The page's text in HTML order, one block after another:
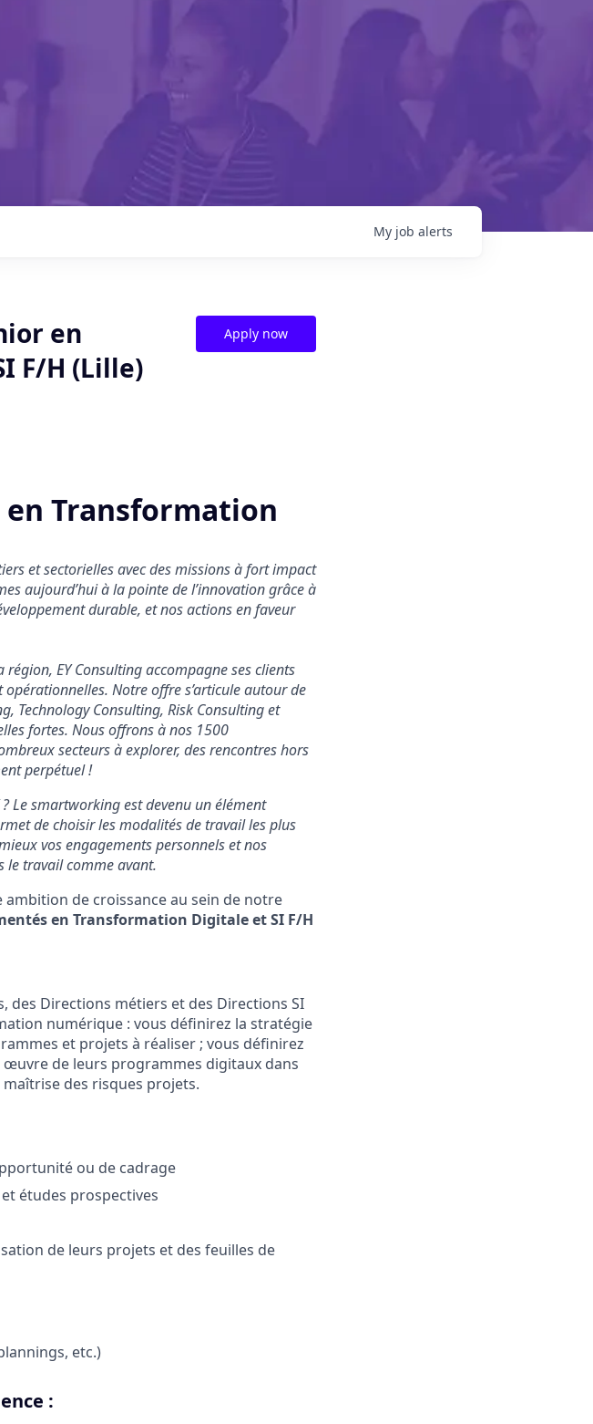
My job alerts
en
F/H (Lille)
Apply now
Transformation
et sectorielles avec des missions à fort impact
aujourd’hui à la pointe de l’innovation grâce à
durable, et nos actions en faveur
EY Consulting accompagne ses clients
Notre offre s’articule autour de
Technology Consulting, Risk Consulting et
fortes. Nous offrons à nos 1500
secteurs à explorer, des rencontres hors
perpétuel !
Le smartworking est devenu un élément
de choisir les modalités de travail les plus
vos engagements personnels et nos
le travail comme avant.
de croissance au sein de notre
en Transformation Digitale et SI F/H
des Directions métiers et des Directions SI
numérique : vous définirez la stratégie
et projets à réaliser ; vous définirez
œuvre de leurs programmes digitaux dans
des risques projets.
ou de cadrage
études prospectives
de leurs projets et des feuilles de
etc.)
: